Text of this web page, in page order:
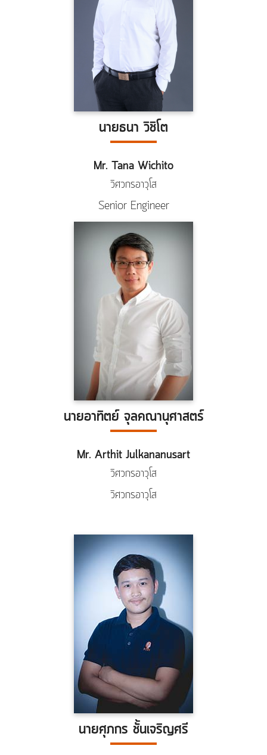
นายธนา วิชิโต
Mr. Tana Wichito
วิศวกรอาวุโส
Senior Engineer
นายอาทิตย์ จุลคณานุศาสตร์
Mr. Arthit Julkananusart
วิศวกรอาวุโส
วิศวกรอาวุโส
นายศุภกร ชั้นเจริญศรี